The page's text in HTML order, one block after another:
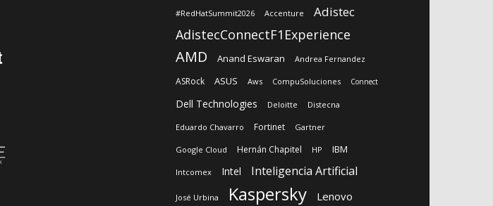
#RedHatSummit2026 Accenture Adistec
AdistecConnectF1Experience
AMD Anand Eswaran Andrea Fernandez
ASRock ASUS Aws CompuSoluciones Connect
Dell Technologies Deloitte Distecna
Eduardo Chavarro Fortinet Gartner
Google Cloud Hernán Chapitel HP IBM
Intcomex Intel Inteligencia Artificial
José Urbina Kaspersky Lenovo